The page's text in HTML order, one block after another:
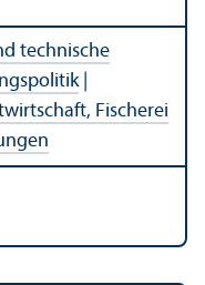
technische
|
Fischerei